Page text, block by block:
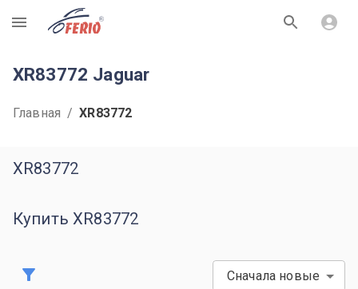
R
XR83772 Jaguar
Главная / XR83772
XR83772
Купить XR83772
Сначала новые